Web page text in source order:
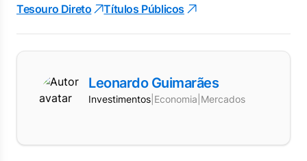
Tesouro Direto
Títulos Públicos
Leonardo Guimarães
Investimentos Economia Mercados